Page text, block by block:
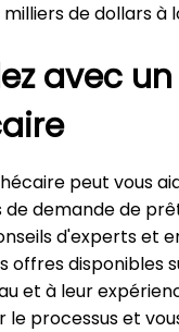
de dollars à
avec
peut vous
de demande de
d'experts et
offres disponibles
et à leur
le processus et